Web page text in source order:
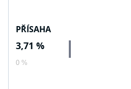
PŘÍSAHA
3,71 %
0 %